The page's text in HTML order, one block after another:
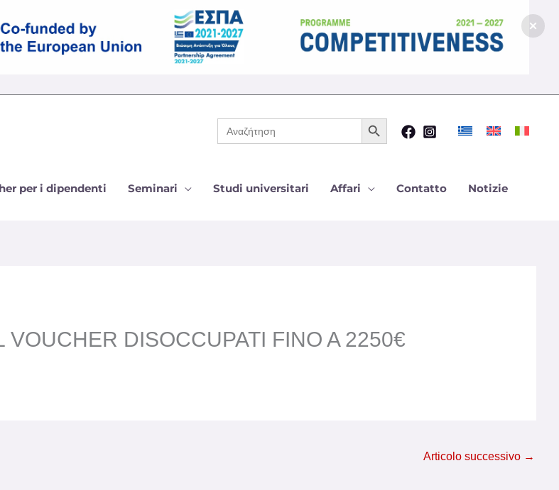
Cerca
per:
Pulsante di ricerca
per i dipendenti Seminari Studi universitari Affari Contatto Notizie
DISOCCUPATI FINO A 2250€
Articolo successivo →